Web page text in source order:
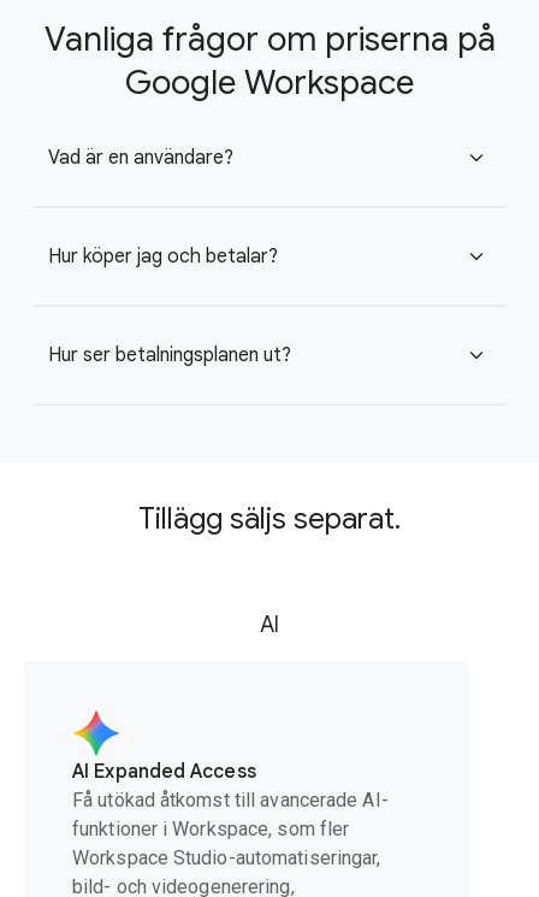
Vanliga frågor om priserna på
Google Workspace
Vad är en användare? expand_more
Hur köper jag och betalar? expand_more
Hur ser betalningsplanen ut? expand_more
Tillägg säljs separat.
AI
AI Expanded Access
Få utökad åtkomst till avancerade AI-
funktioner i Workspace, som fler
Workspace Studio-automatiseringar,
bild- och videogenerering,